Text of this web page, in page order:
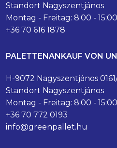
Standort Nagyszentjános
Montag - Freitag: 8:00 - 15:00
+36 70 616 1878
PALETTENANKAUF VON
H-9072 Nagyszentjános
Standort Nagyszentjános
Montag - Freitag: 8:00 - 15:00
+36 70 772 0193
info@greenpallet.hu